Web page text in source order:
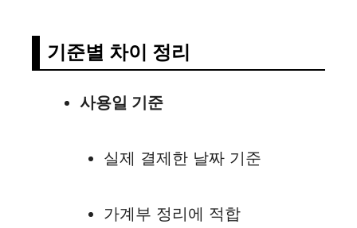
기준별 차이 정리
사용일 기준
실제 결제한 날짜 기준
가계부 정리에 적합